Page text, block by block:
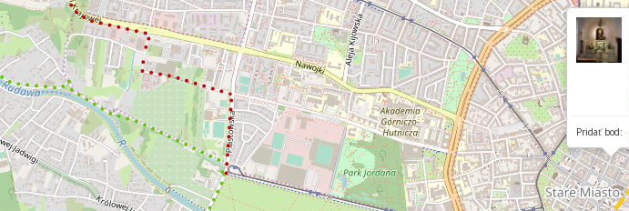
Pridať bod: